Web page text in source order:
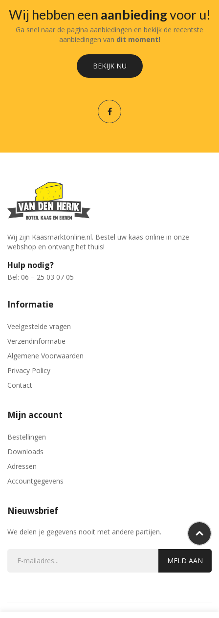
Wij hebben een aanbiedingvoor u!
Ga snel naar de pagina aanbiedingen en bekijk de recentste
aanbiedingen van dit moment!
BEKIJK NU
Wij zijn Kaasmarktonline.nl. Bestel uw kaas online in onze
webshop en ontvang het thuis!
Hulp nodig?
Bel: 06 – 25 03 07 05
Informatie
Veelgestelde vragen
Verzendinformatie
Algemene Voorwaarden
Privacy Policy
Contact
Mijn account
Bestellingen
Downloads
Adressen
Accountgegevens
Nieuwsbrief
We delen je gegevens nooit met andere partijen.
MELD AAN